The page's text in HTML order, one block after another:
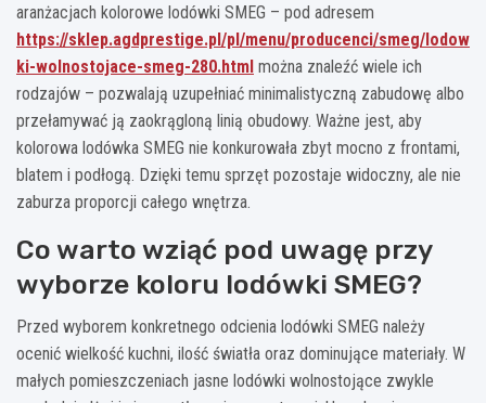
aranżacjach kolorowe lodówki SMEG – pod adresem
https://sklep.agdprestige.pl/pl/menu/producenci/smeg/lodow
ki-wolnostojace-smeg-280.html można znaleźć wiele ich
rodzajów – pozwalają uzupełniać minimalistyczną zabudowę albo
przełamywać ją zaokrągloną linią obudowy. Ważne jest, aby
kolorowa lodówka SMEG nie konkurowała zbyt mocno z frontami,
blatem i podłogą. Dzięki temu sprzęt pozostaje widoczny, ale nie
zaburza proporcji całego wnętrza.
Co warto wziąć pod uwagę przy
wyborze koloru lodówki SMEG?
Przed wyborem konkretnego odcienia lodówki SMEG należy
ocenić wielkość kuchni, ilość światła oraz dominujące materiały. W
małych pomieszczeniach jasne lodówki wolnostojące zwykle